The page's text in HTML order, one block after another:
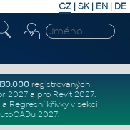
CZ | SK| EN | DE
registrovaných
2027a pro Revit 2027.
a Regresní křivkyv sekci
2027.